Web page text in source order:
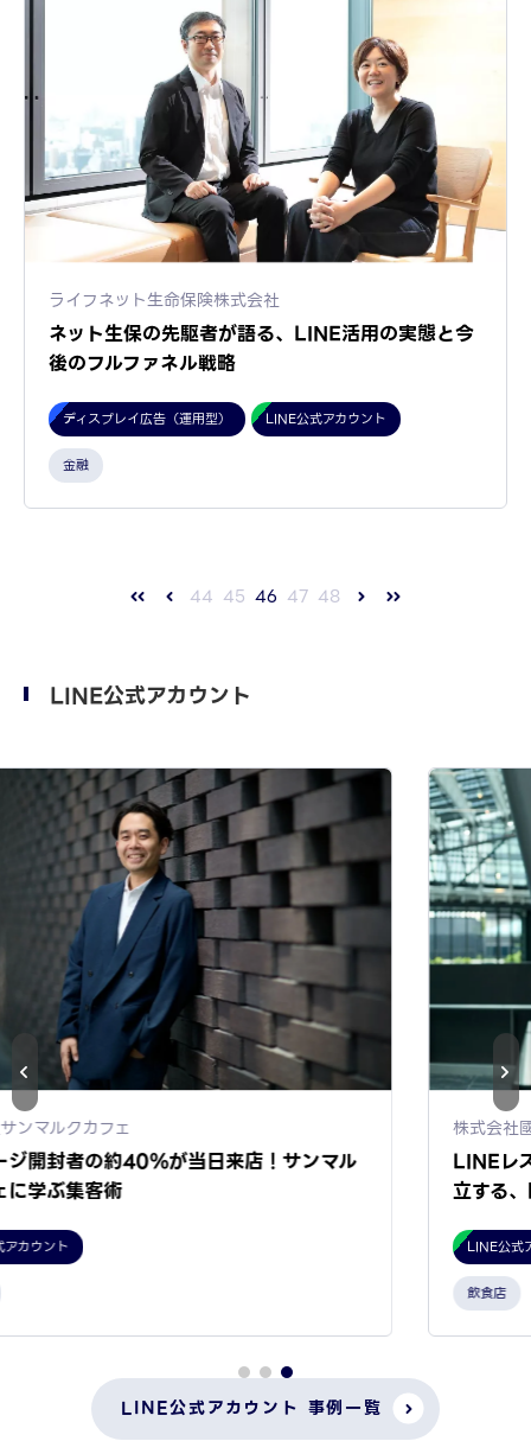
ライフネット生命保険株式会社
ネット生保の先駆者が語る、LINE活用の実態と今
後のフルファネル戦略
ディスプレイ広告（運用型） LINE公式アカウント
金融
44 45 46 47 48
LINE公式アカウント
株式会社國屋
LINEレストランプラスで効率化とおもてなしを両
立する、國屋の店舗体験づくり
LINE公式アカウント
LINE公式アカウント 事例一覧